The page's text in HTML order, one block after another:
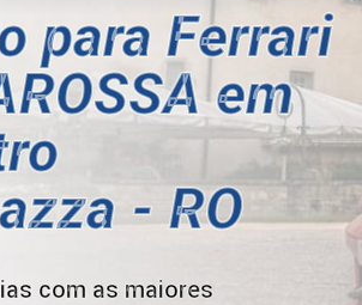
para Ferrari
em
- RO
com as maiores